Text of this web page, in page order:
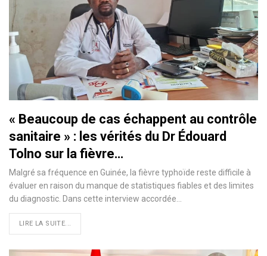
« Beaucoup de cas échappent au contrôle
sanitaire » : les vérités du Dr Édouard
Tolno sur la fièvre…
Malgré sa fréquence en Guinée, la fièvre typhoïde reste difficile à
évaluer en raison du manque de statistiques fiables et des limites
du diagnostic. Dans cette interview accordée…
LIRE LA SUITE...